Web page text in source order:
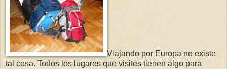
Viajando por Europa no existe
tal cosa. Todos los lugares que visites tienen algo para